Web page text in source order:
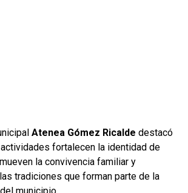
Atenea Gómez Ricalde destacó
fortalecen la identidad de
la convivencia familiar y
tradiciones que forman parte de la
municipio.